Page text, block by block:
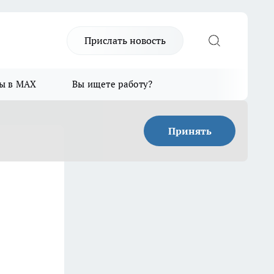
Прислать новость
в MAX Вы ищете работу?
Принять